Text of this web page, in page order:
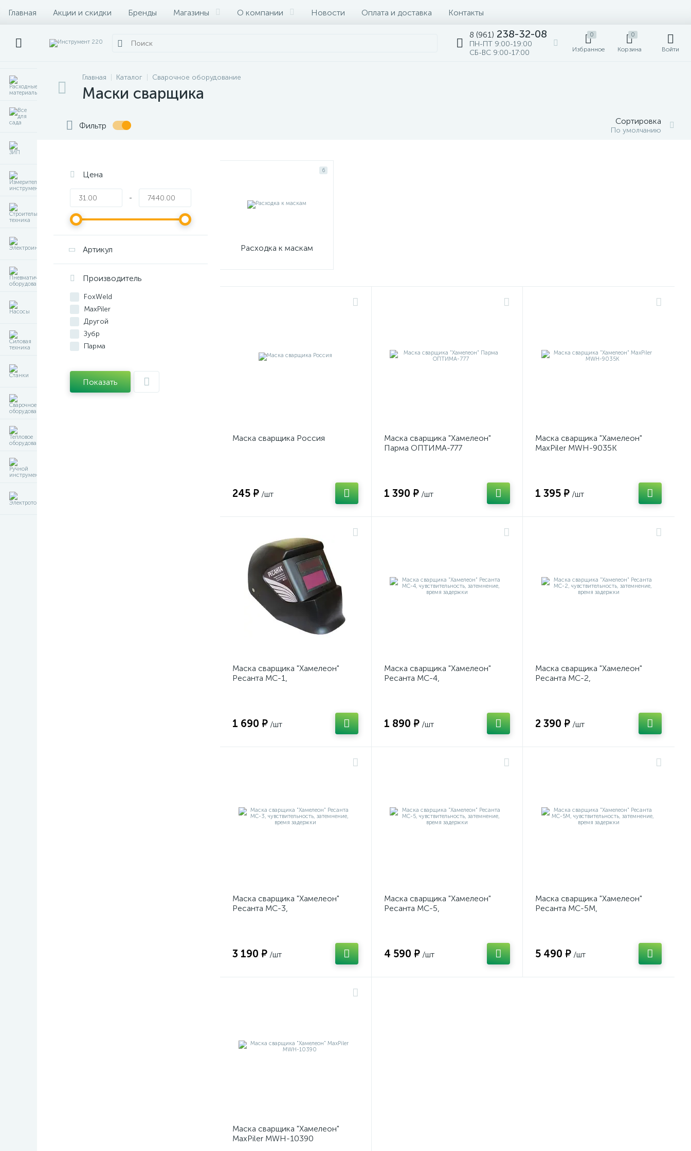
Главная Акции и скидки Бренды Магазины О компании Новости Оплата и доставка Контакты
8 (961) 238-32-08
ПН-ПТ 9:00-19:00
СБ-ВС 9:00-17:00
0
Избранное
0
Корзина Войти
Главная Каталог Сварочное оборудование
Маски сварщика
Фильтр Сортировка
По умолчанию
Цена
-
Артикул
Производитель
FoxWeld
MaxPiler
Другой
Зубр
Парма
Показать
6
Расходка к маскам
Маска сварщика Россия
245 ₽ /шт
Маска сварщика "Хамелеон"
Парма ОПТИМА-777
1 390 ₽ /шт
Маска сварщика "Хамелеон"
MaxPiler MWH-9035К
1 395 ₽ /шт
Маска сварщика "Хамелеон"
Ресанта МС-1,
1 690 ₽ /шт
Маска сварщика "Хамелеон"
Ресанта МС-4,
1 890 ₽ /шт
Маска сварщика "Хамелеон"
Ресанта МС-2,
2 390 ₽ /шт
Маска сварщика "Хамелеон"
Ресанта МС-3,
3 190 ₽ /шт
Маска сварщика "Хамелеон"
Ресанта МС-5,
4 590 ₽ /шт
Маска сварщика "Хамелеон"
Ресанта МС-5М,
5 490 ₽ /шт
Маска сварщика "Хамелеон"
MaxPiler MWH-10390